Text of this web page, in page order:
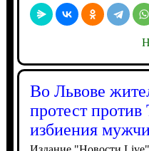
Во Львове
протест
избиения